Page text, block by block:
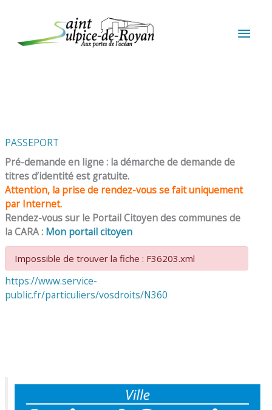
PASSEPORT
Pré-demande en ligne : la démarche de demande de
titres d’identité est gratuite.
Attention, la prise de rendez-vous se fait uniquement
par Internet.
Rendez-vous sur le Portail Citoyen des communes de
la CARA : Mon portail citoyen
Impossible de trouver la fiche : F36203.xml
https://www.service-
public.fr/particuliers/vosdroits/N360